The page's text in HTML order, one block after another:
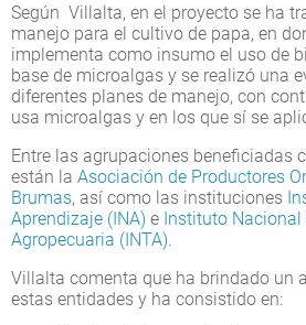
Según Villalta, en el proyecto se ha
manejo para el cultivo de papa, en
implementa como insumo el uso de
base de microalgas y se realizó una
diferentes planes de manejo, con
usa microalgas y en los que sí se
Entre las agrupaciones beneficiadas
están la Asociación de Productores
Brumas, así como las instituciones
Aprendizaje (INA) e Instituto Nacional
Agropecuaria (INTA)
Villalta comenta que ha brindado un
estas entidades y ha consistido en: